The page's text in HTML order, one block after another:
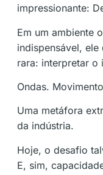
impressionante:
Em um ambiente
indispensável,
rara: interpretar o
Ondas.
Uma metáfora
da indústria.
Hoje, o desafio
E, sim,